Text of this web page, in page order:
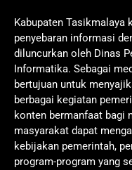
Kabupaten Tasikmalaya
penyebaran informasi
diluncurkan oleh Dinas
Informatika. Sebagai
bertujuan untuk
berbagai kegiatan
konten bermanfaat bagi
masyarakat dapat
kebijakan pemerintah,
program-program yang